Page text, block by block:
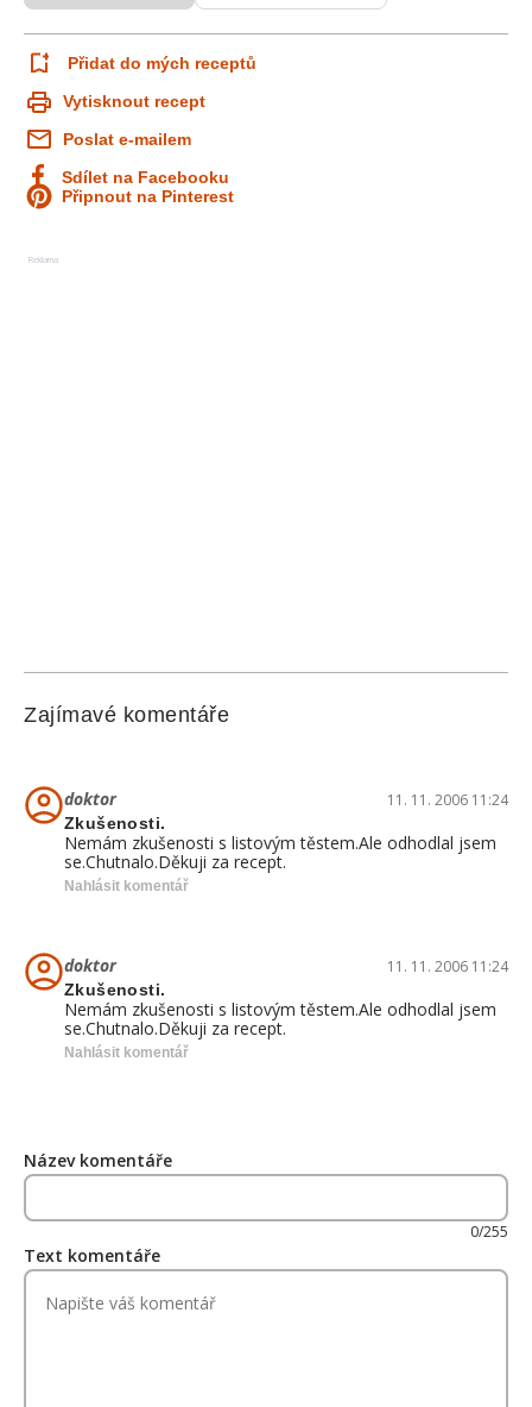
Přidat do mých receptů
Vytisknout recept
Poslat e-mailem
Sdílet na Facebooku
Připnout na Pinterest
Reklama
Zajímavé komentáře
doktor 11. 11. 2006 11:24
Zkušenosti.
Nemám zkušenosti s listovým těstem.Ale odhodlal jsem
se.Chutnalo.Děkuji za recept.
Nahlásit komentář
doktor 11. 11. 2006 11:24
Zkušenosti.
Nemám zkušenosti s listovým těstem.Ale odhodlal jsem
se.Chutnalo.Děkuji za recept.
Nahlásit komentář
Název komentáře
0/255
Text komentáře